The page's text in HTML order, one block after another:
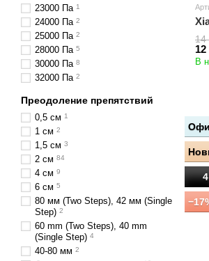
14
12
В
4
23000 Па 1
24000 Па 2
25000 Па 2
28000 Па 5
30000 Па 8
32000 Па 2
Преодоление препятствий
0,5 см 1
1 см 2
1,5 см 3
2 см 84
4 см 9
6 см 5
80 мм (Two Steps), 42 мм (Single
Step) 2
60 mm (Two Steps), 40 mm
(Single Step) 4
40-80 мм 2